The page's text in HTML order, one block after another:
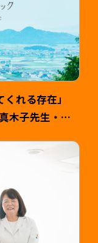
くれる存在」
木子先生・健